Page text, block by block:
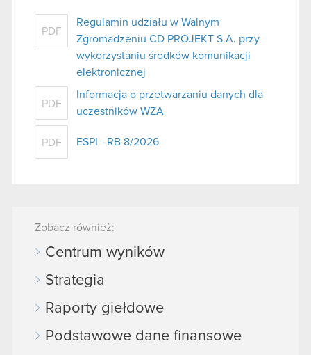
PDF
Regulamin udziału w Walnym
Zgromadzeniu CD PROJEKT S.A. przy
wykorzystaniu środków komunikacji
elektronicznej
PDF
Informacja o przetwarzaniu danych dla
uczestników WZA
PDF ESPI - RB 8/2026
Zobacz również:
Centrum wyników
Strategia
Raporty giełdowe
Podstawowe dane finansowe